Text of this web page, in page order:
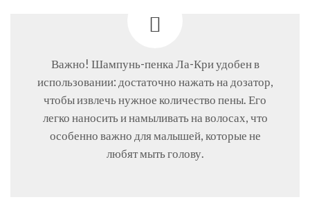
Важно! Шампунь-пенка Ла-Кри удобен в
использовании: достаточно нажать на дозатор,
чтобы извлечь нужное количество пены. Его
легко наносить и намыливать на волосах, что
особенно важно для малышей, которые не
любят мыть голову.